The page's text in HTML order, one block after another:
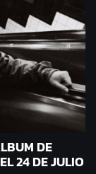
DE
24 DE JULIO